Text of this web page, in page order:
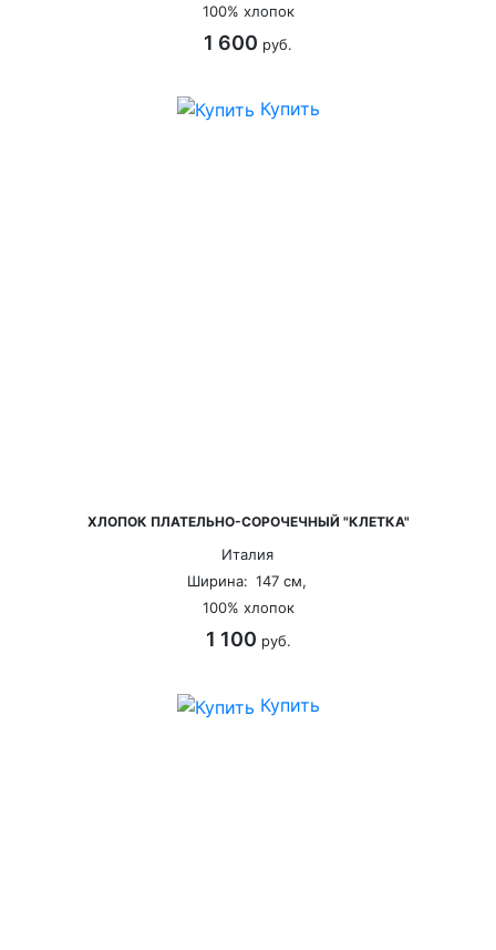
100% хлопок
1 600руб.
Купить
ХЛОПОК ПЛАТЕЛЬНО-СОРОЧЕЧНЫЙ "КЛЕТКА"
Италия
Ширина: 147 см,
100% хлопок
1 100руб.
Купить